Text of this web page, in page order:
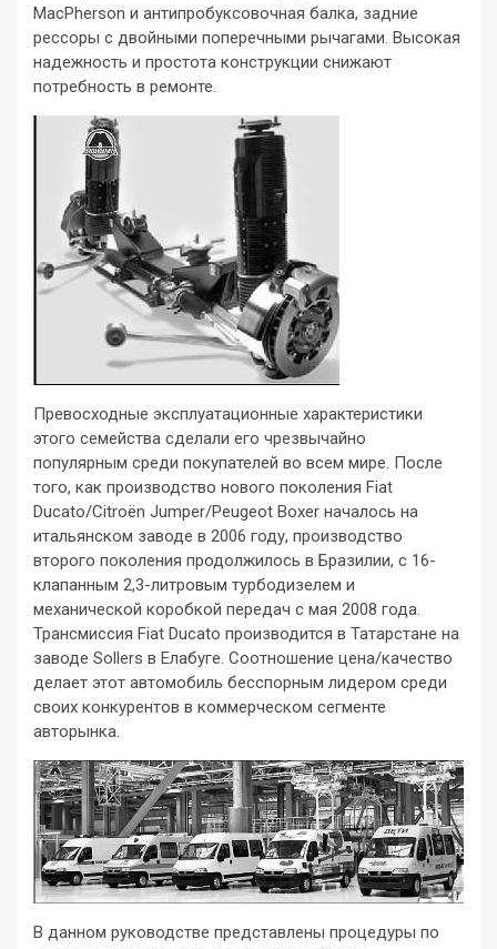
MacPherson и антипробуксовочная балка, задние
рессоры с двойными поперечными рычагами. Высокая
надежность и простота конструкции снижают
потребность в ремонте.
Превосходные эксплуатационные характеристики
этого семейства сделали его чрезвычайно
популярным среди покупателей во всем мире. После
того, как производство нового поколения Fiat
Ducato/Citroën Jumper/Peugeot Boxer началось на
итальянском заводе в 2006 году, производство
второго поколения продолжилось в Бразилии, с 16-
клапанным 2,3-литровым турбодизелем и
механической коробкой передач с мая 2008 года.
Трансмиссия Fiat Ducato производится в Татарстане на
заводе Sollers в Елабуге. Соотношение цена/качество
делает этот автомобиль бесспорным лидером среди
своих конкурентов в коммерческом сегменте
авторынка.
В данном руководстве представлены процедуры по